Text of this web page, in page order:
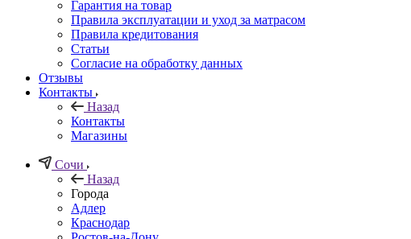
Гарантия на товар
Правила эксплуатации и уход за матрасом
Правила кредитования
Статьи
Согласие на обработку данных
Отзывы
Контакты
Назад
Контакты
Магазины
Сочи
Назад
Города
Адлер
Краснодар